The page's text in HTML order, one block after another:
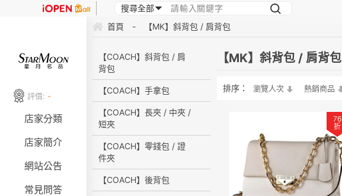
評價: -
店家分類
店家簡介
網站公告
常見問答
首頁 - 【MK】斜背包 / 肩背包
【COACH】斜背包 / 肩
背包
【COACH】手拿包
【COACH】長夾 / 中夾 /
短夾
【COACH】零錢包 / 證
件夾
【COACH】後背包
【MK】斜背包 / 肩背包
排序： 瀏覽人次 熱銷商品
76
折